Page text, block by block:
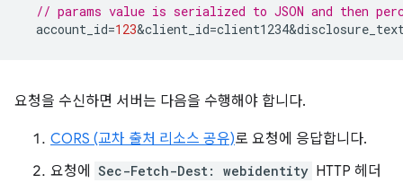
// params value is serialized to JSON and then
account_id=123&client_id=
요청을 수신하면 서버는 다음을 수행해야 합니다.
CORS (교차 출처 리소스 공유)로 요청에 응답합니다.
요청에
Sec-Fetch-Dest: webidentity HTTP 헤더